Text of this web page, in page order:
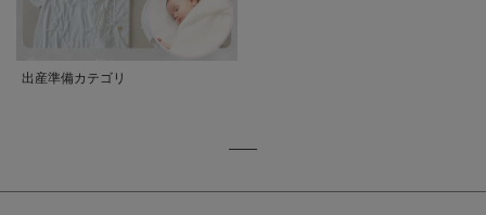
出産準備カテゴリ